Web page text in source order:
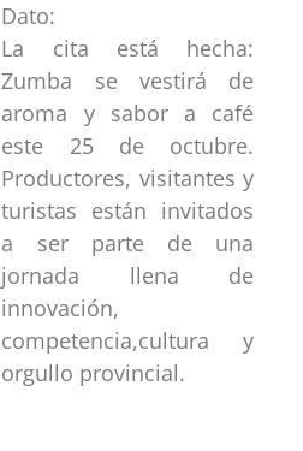
Dato:
La cita está hecha:
Zumba se vestirá de
aroma y sabor a café
este 25 de octubre.
Productores, visitantes y
turistas están invitados
a ser parte de una
jornada llena de
innovación,
competencia,cultura y
orgullo provincial.